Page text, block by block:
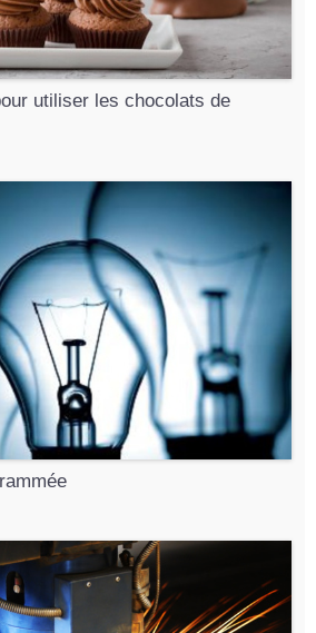
utiliser les chocolats de